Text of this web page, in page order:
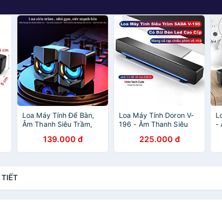
Loa Máy Tính Để Bàn,
Âm Thanh Siêu Trầm,
Nghe Nhạc, Xem Phim -
Hàng Chính Hãng
139.000 đ
Loa Máy Tính Doron V-
196 - Âm Thanh Siêu
Hàng Chính Hãng
225.000 đ
-